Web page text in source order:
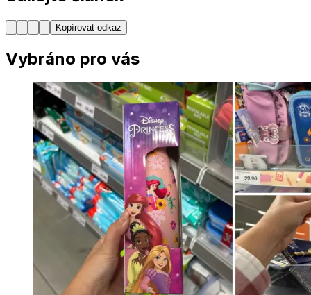
Kopírovat odkaz
Vybráno pro vás